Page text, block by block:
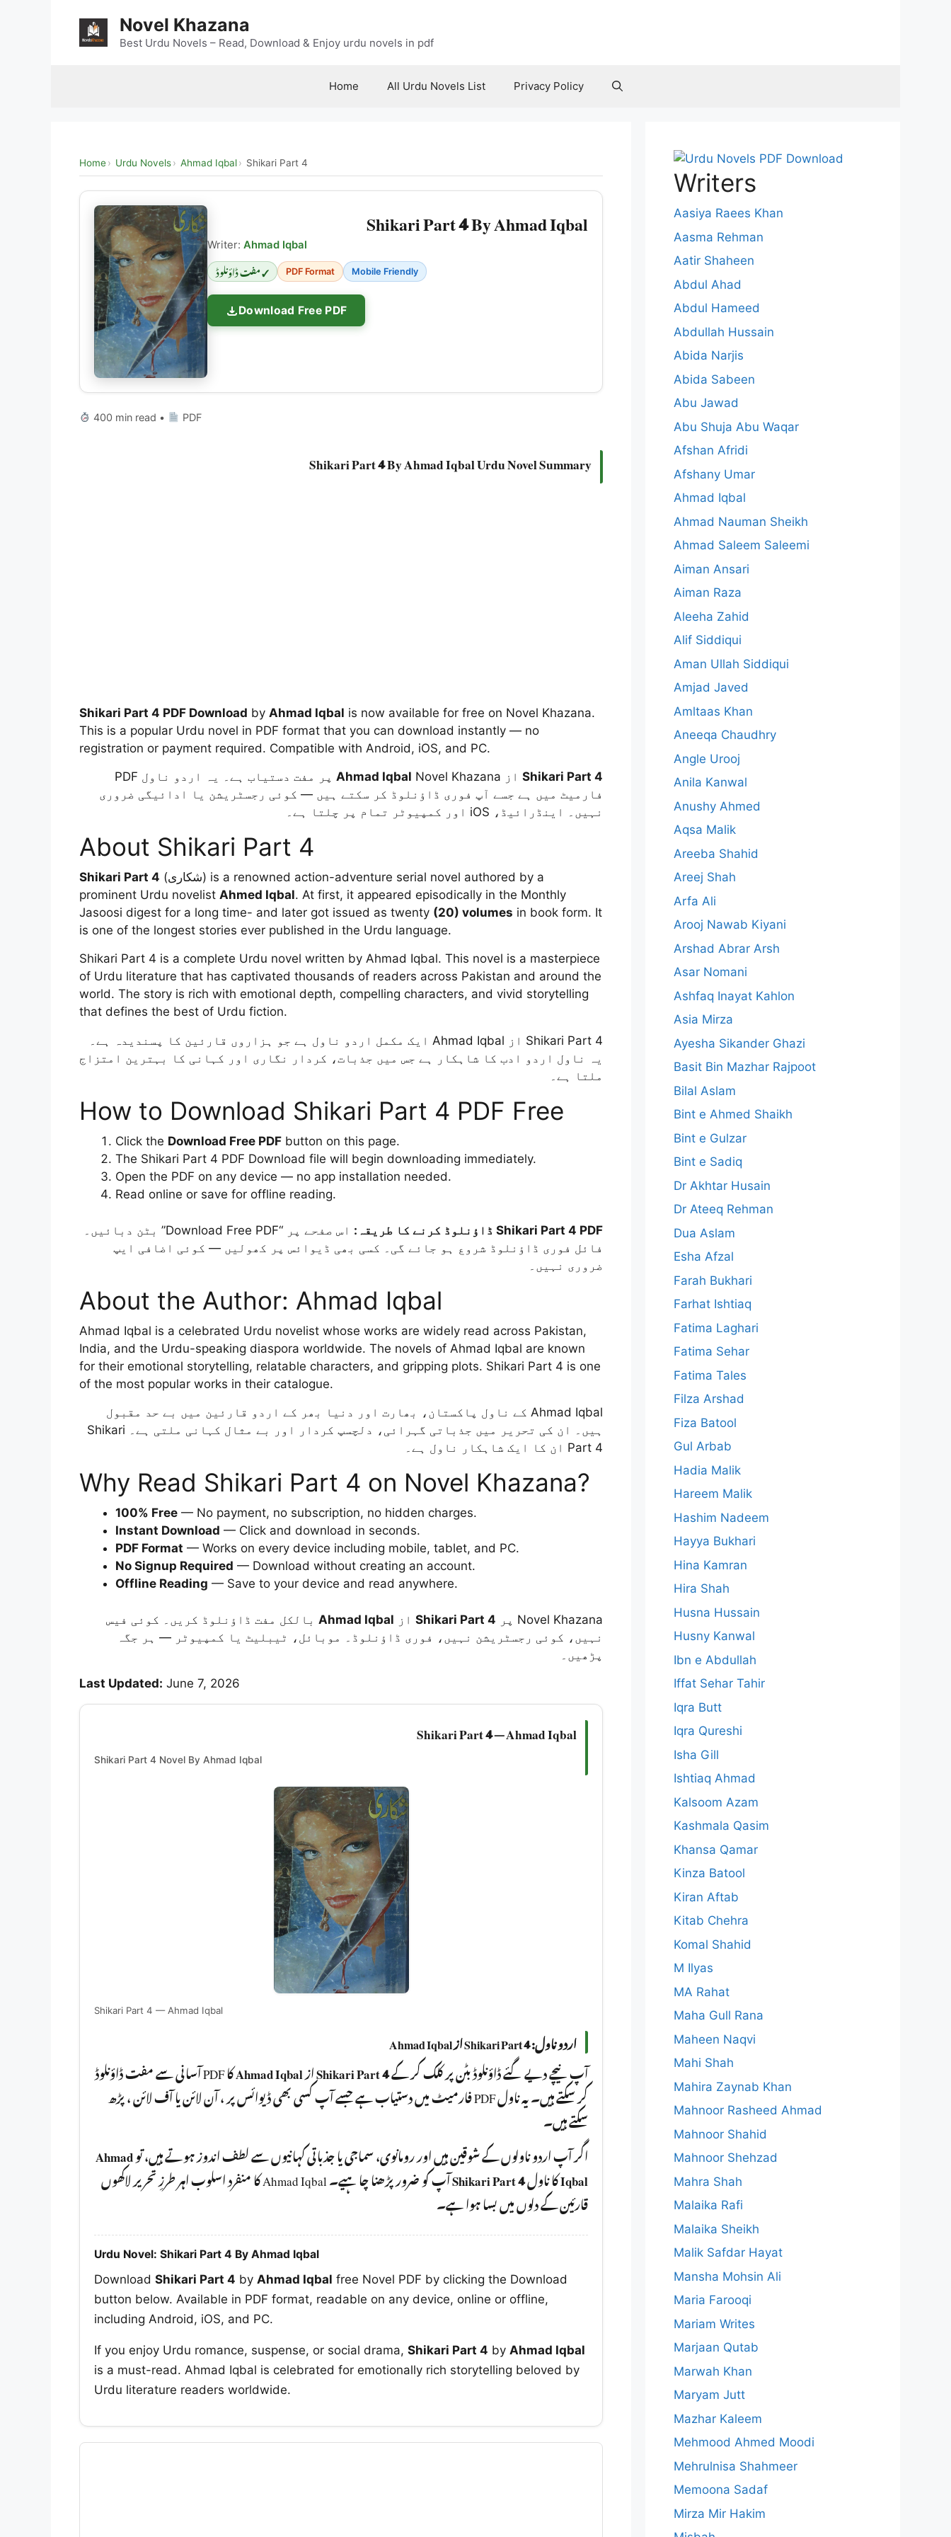
Novel Khazana
Best Urdu Novels – Read, Download & Enjoy urdu novels in pdf
Home All Urdu Novels List Privacy Policy
Home Urdu Novels Ahmad Iqbal Shikari Part 4
Shikari Part 4 By Ahmad Iqbal
Writer: Ahmad Iqbal
✓ مفت ڈاؤنلوڈ PDF Format Mobile Friendly
Download Free PDF
400 min read • PDF
Shikari Part 4 By Ahmad Iqbal Urdu Novel Summary
Shikari Part 4 PDF Download by Ahmad Iqbal is now available for free on Novel Khazana.
This is a popular Urdu novel in PDF format that you can download instantly — no
registration or payment required. Compatible with Android, iOS, and PC.
Shikari Part 4 از Ahmad Iqbal
Novel Khazana پر مفت دستیاب ہے۔ یہ اردو ناول PDF
فارمیٹ میں ہے جسے آپ فوری ڈاؤنلوڈ کر سکتے ہیں — کوئی رجسٹریشن یا ادائیگی ضروری
نہیں۔ اینڈرائیڈ، iOS اور کمپیوٹر تمام پر چلتا ہے۔
About Shikari Part 4
Shikari Part 4 (شکاری) is a renowned action-adventure serial novel authored by a
prominent Urdu novelist Ahmed Iqbal. At first, it appeared episodically in the Monthly
Jasoosi digest for a long time- and later got issued as twenty (20) volumes in book form. It
is one of the longest stories ever published in the Urdu language.
Shikari Part 4 is a complete Urdu novel written by Ahmad Iqbal. This novel is a masterpiece
of Urdu literature that has captivated thousands of readers across Pakistan and around the
world. The story is rich with emotional depth, compelling characters, and vivid storytelling
that defines the best of Urdu fiction.
Shikari Part 4 از Ahmad Iqbal ایک مکمل اردو ناول ہے جو ہزاروں قارئین کا پسندیدہ ہے۔
یہ ناول اردو ادب کا شاہکار ہے جس میں جذبات، کردار نگاری اور کہانی کا بہترین امتزاج
ملتا ہے۔
How to Download Shikari Part 4 PDF Free
Click the Download Free PDF button on this page.
The Shikari Part 4 PDF Download file will begin downloading immediately.
Open the PDF on any device — no app installation needed.
Read online or save for offline reading.
Shikari Part 4 PDF ڈاؤنلوڈ کرنے کا طریقہ:
اس صفحے پر “Download Free PDF” بٹن دبائیں۔
فائل فوری ڈاؤنلوڈ شروع ہو جائے گی۔ کسی بھی ڈیوائس پر کھولیں — کوئی اضافی ایپ
ضروری نہیں۔
About the Author: Ahmad Iqbal
Ahmad Iqbal is a celebrated Urdu novelist whose works are widely read across Pakistan,
India, and the Urdu-speaking diaspora worldwide. The novels of Ahmad Iqbal are known
for their emotional storytelling, relatable characters, and gripping plots. Shikari Part 4 is one
of the most popular works in their catalogue.
Ahmad Iqbal کے ناول پاکستان، بھارت اور دنیا بھر کے اردو قارئین میں بے حد مقبول
ہیں۔ ان کی تحریر میں جذباتی گہرائی، دلچسپ کردار اور بے مثال کہانی ملتی ہے۔ Shikari
Part 4 ان کا ایک شاہکار ناول ہے۔
Why Read Shikari Part 4 on Novel Khazana?
100% Free — No payment, no subscription, no hidden charges.
Instant Download — Click and download in seconds.
PDF Format — Works on every device including mobile, tablet, and PC.
No Signup Required — Download without creating an account.
Offline Reading — Save to your device and read anywhere.
Novel Khazana پر Shikari Part 4 از Ahmad Iqbal بالکل مفت ڈاؤنلوڈ کریں۔ کوئی فیس
نہیں، کوئی رجسٹریشن نہیں، فوری ڈاؤنلوڈ۔ موبائل، ٹیبلیٹ یا کمپیوٹر — ہر جگہ
پڑھیں۔
Last Updated: June 7, 2026
Shikari Part 4 — Ahmad Iqbal
Shikari Part 4 Novel By Ahmad Iqbal
Shikari Part 4 — Ahmad Iqbal
اردو ناول: Shikari Part 4 از Ahmad Iqbal
آپ نیچے دیے گئے ڈاؤنلوڈ بٹن پر کلک کر کےShikari Part 4ازAhmad Iqbal
کا PDF آسانی سے مفت ڈاؤنلوڈ
کر سکتے ہیں۔ یہ ناول PDF فارمیٹ میں دستیاب ہے جسے آپ کسی بھی ڈیوائس پر ، آن لائن یا آف لائن ، پڑھ
سکتے ہیں۔
اگر آپ اردو ناولوں کے شوقین ہیں اور رومانوی، سماجی یا جذباتی کہانیوں سے لطف اندوز ہوتے ہیں، توAhmad
Iqbalکا ناولShikari Part 4
آپ کو ضرور پڑھنا چا ہیے۔ Ahmad Iqbal کا منفرد اسلوب اہر طرزِ تحریر لاکھوں
قارئین کے دلوں میں بسا ہوا ہے۔
Urdu Novel: Shikari Part 4 By Ahmad Iqbal
Download Shikari Part 4 by Ahmad Iqbal free Novel PDF by clicking the Download
button below. Available in PDF format, readable on any device, online or offline,
including Android, iOS, and PC.
If you enjoy Urdu romance, suspense, or social drama, Shikari Part 4 by Ahmad Iqbal
is a must-read. Ahmad Iqbal is celebrated for emotionally rich storytelling beloved by
Urdu literature readers worldwide.
Writers
Aasiya Raees Khan
Aasma Rehman
Aatir Shaheen
Abdul Ahad
Abdul Hameed
Abdullah Hussain
Abida Narjis
Abida Sabeen
Abu Jawad
Abu Shuja Abu Waqar
Afshan Afridi
Afshany Umar
Ahmad Iqbal
Ahmad Nauman Sheikh
Ahmad Saleem Saleemi
Aiman Ansari
Aiman Raza
Aleeha Zahid
Alif Siddiqui
Aman Ullah Siddiqui
Amjad Javed
Amltaas Khan
Aneeqa Chaudhry
Angle Urooj
Anila Kanwal
Anushy Ahmed
Aqsa Malik
Areeba Shahid
Areej Shah
Arfa Ali
Arooj Nawab Kiyani
Arshad Abrar Arsh
Asar Nomani
Ashfaq Inayat Kahlon
Asia Mirza
Ayesha Sikander Ghazi
Basit Bin Mazhar Rajpoot
Bilal Aslam
Bint e Ahmed Shaikh
Bint e Gulzar
Bint e Sadiq
Dr Akhtar Husain
Dr Ateeq Rehman
Dua Aslam
Esha Afzal
Farah Bukhari
Farhat Ishtiaq
Fatima Laghari
Fatima Sehar
Fatima Tales
Filza Arshad
Fiza Batool
Gul Arbab
Hadia Malik
Hareem Malik
Hashim Nadeem
Hayya Bukhari
Hina Kamran
Hira Shah
Husna Hussain
Husny Kanwal
Ibn e Abdullah
Iffat Sehar Tahir
Iqra Butt
Iqra Qureshi
Isha Gill
Ishtiaq Ahmad
Kalsoom Azam
Kashmala Qasim
Khansa Qamar
Kinza Batool
Kiran Aftab
Kitab Chehra
Komal Shahid
M Ilyas
MA Rahat
Maha Gull Rana
Maheen Naqvi
Mahi Shah
Mahira Zaynab Khan
Mahnoor Rasheed Ahmad
Mahnoor Shahid
Mahnoor Shehzad
Mahra Shah
Malaika Rafi
Malaika Sheikh
Malik Safdar Hayat
Mansha Mohsin Ali
Maria Farooqi
Mariam Writes
Marjaan Qutab
Marwah Khan
Maryam Jutt
Mazhar Kaleem
Mehmood Ahmed Moodi
Mehrulnisa Shahmeer
Memoona Sadaf
Mirza Mir Hakim